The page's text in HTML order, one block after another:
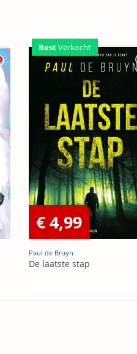
BestVerkocht
€ 4,99
Paul de Bruyn
De laatste stap